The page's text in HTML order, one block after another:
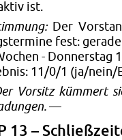
ist.
Der
fest:
- Don­ners­tag
11/0/1 (ja/nein/
Vor­sitz küm­mert
—
13 –